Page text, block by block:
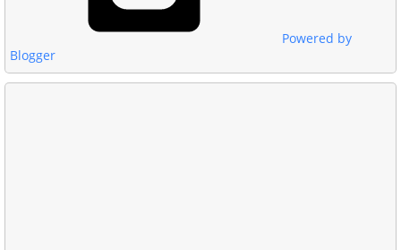
Powered by
Blogger